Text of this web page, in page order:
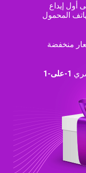
أول إيداع
منخفضة
1-على-1